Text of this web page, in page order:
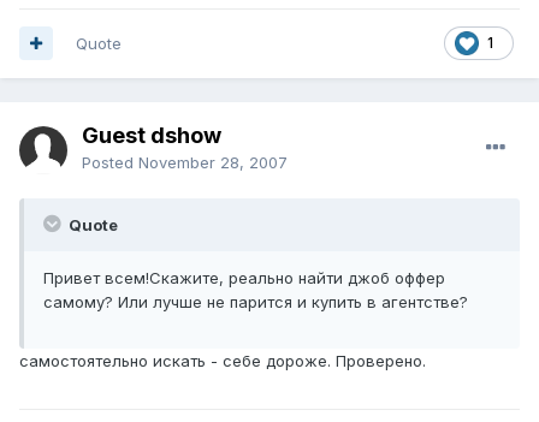
1
Quote
Guest dshow
Posted November 28, 2007
Quote
Привет всем!Скажите, реально найти джоб оффер
самому? Или лучше не парится и купить в агентстве?
самостоятельно искать - себе дороже. Проверено.